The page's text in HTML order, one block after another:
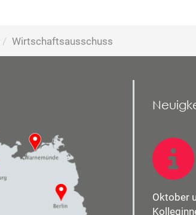
Wirtschaftsausschuss
Oktober